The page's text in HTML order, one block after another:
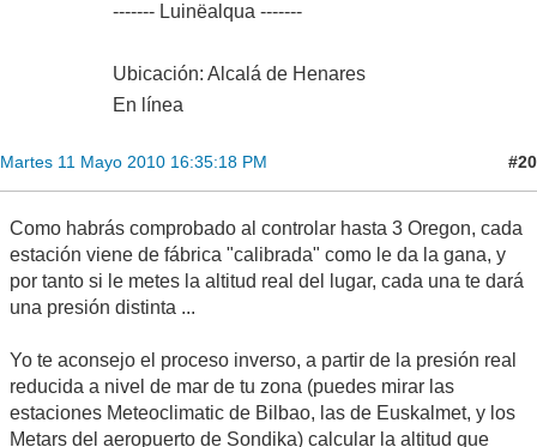
------- Luinëalqua -------
Ubicación: Alcalá de Henares
En línea
Martes 11 Mayo 2010 16:35:18 PM #20
Como habrás comprobado al controlar hasta 3 Oregon, cada
estación viene de fábrica "calibrada" como le da la gana, y
por tanto si le metes la altitud real del lugar, cada una te dará
una presión distinta ...
Yo te aconsejo el proceso inverso, a partir de la presión real
reducida a nivel de mar de tu zona (puedes mirar las
estaciones Meteoclimatic de Bilbao, las de Euskalmet, y los
Metars del aeropuerto de Sondika) calcular la altitud que